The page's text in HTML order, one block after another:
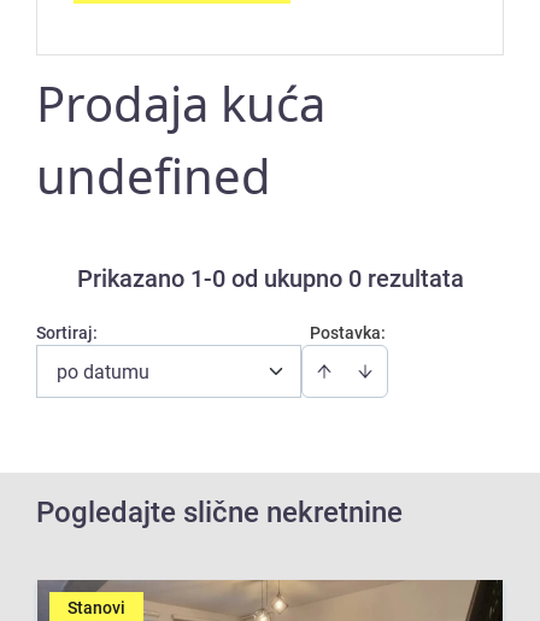
Prodaja kuća
undefined
Prikazano 1-0 od ukupno 0 rezultata
Postavka:
Sortiraj:
po datumu
Pogledajte slične nekretnine
Stanovi